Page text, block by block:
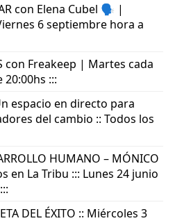
con Elena Cubel 🗣️ |
6 septiembre hora a
con Freakeep | Martes cada
:::
espacio en directo para
del cambio :: Todos los
HUMANO – MÓNICO
en La Tribu ::: Lunes 24 junio
DEL ÉXITO :: Miércoles 3